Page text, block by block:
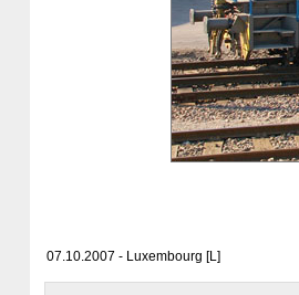
07.10.2007 - Luxembourg [L]